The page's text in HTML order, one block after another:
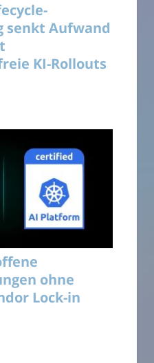
senkt Aufwand
KI-Rollouts
ohne
Lock-in